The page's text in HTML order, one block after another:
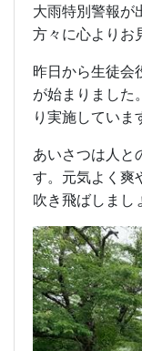
大雨特別警報が
方々に心よりお
昨日から生徒会
が始まりました
り実施していま
あいさつは人と
す。元気よく爽
吹き飛ばしまし